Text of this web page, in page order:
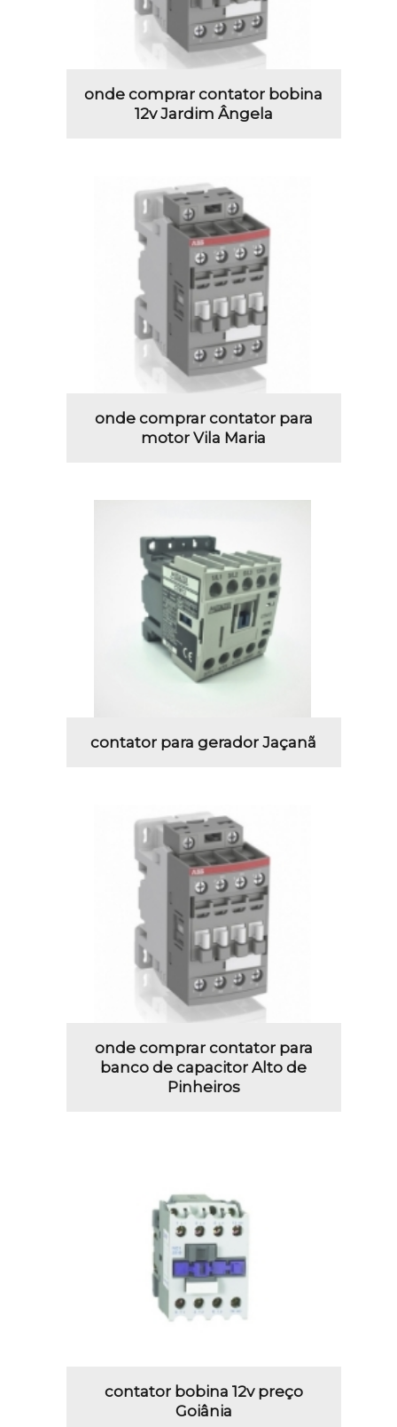
onde comprar contator bobina
12v Jardim Ângela
onde comprar contator para
motor Vila Maria
contator para gerador Jaçanã
onde comprar contator para
banco de capacitor Alto de
Pinheiros
contator bobina 12v preço
Goiânia